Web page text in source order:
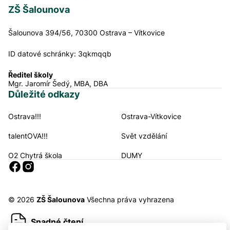
ZŠ Šalounova
Šalounova 394/56, 70300 Ostrava – Vítkovice
ID datové schránky: 3qkmqqb
Ředitel školy
Mgr. Jaromír Šedý, MBA, DBA
Důležité odkazy
Navigační odkazy
Ostrava!!! Ostrava-Vítkovice
talentOVA!!! Svět vzdělání
O2 Chytrá škola DUMY
Sociální sítě
© 2026 ZŠ Šalounova Všechna práva vyhrazena
Snadné čtení